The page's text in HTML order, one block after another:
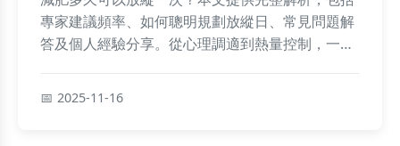
專家建議頻率、如何聰明規劃放縱日、常見問題解
答及個人經驗分享。從心理調適到熱量控制，一應
2025-11-16